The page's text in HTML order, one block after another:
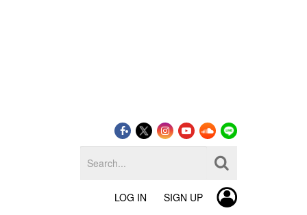
LOG IN SIGN UP